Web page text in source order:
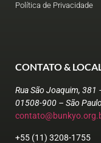
Política de Privacidade
CONTATO &
Rua São Joaquim, 381
01508-900 – São
+55 (11) 3208-1755